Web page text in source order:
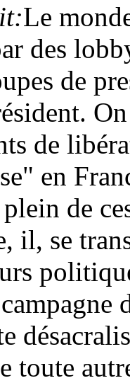
Le
des
de
de
en
de
il, se
toute